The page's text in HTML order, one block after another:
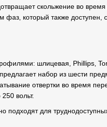
скольжение во
который также доступен,
шлицевая, Phillips,
набор из шести
отвертки во время
вольт.
подходят для